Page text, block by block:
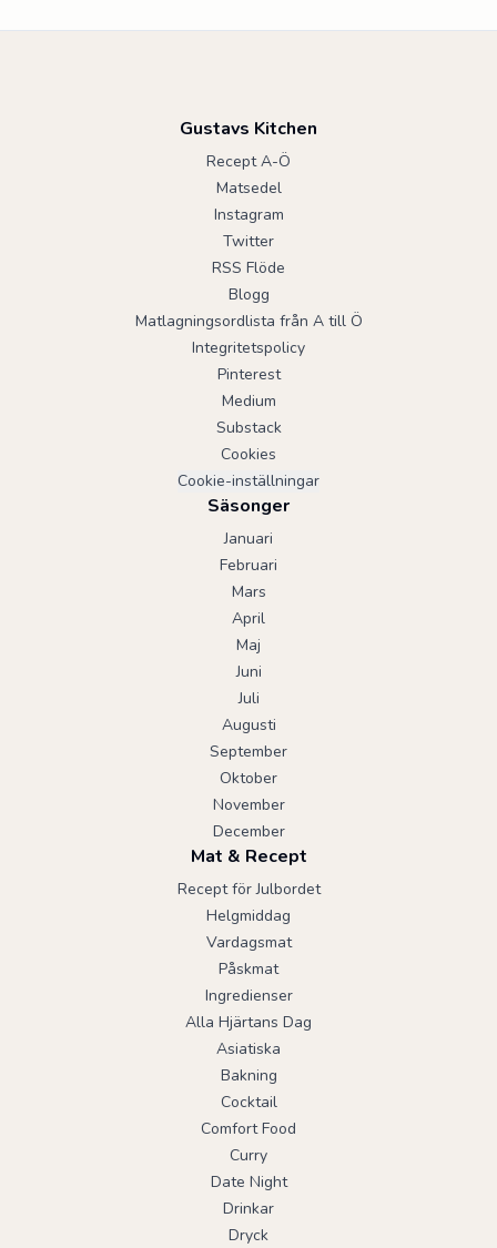
Gustavs Kitchen
Recept A-Ö
Matsedel
Instagram
Twitter
RSS Flöde
Blogg
Matlagningsordlista från A till Ö
Integritetspolicy
Pinterest
Medium
Substack
Cookies
Cookie-inställningar
Säsonger
Januari
Februari
Mars
April
Maj
Juni
Juli
Augusti
September
Oktober
November
December
Mat & Recept
Recept för Julbordet
Helgmiddag
Vardagsmat
Påskmat
Ingredienser
Alla Hjärtans Dag
Asiatiska
Bakning
Cocktail
Comfort Food
Curry
Date Night
Drinkar
Dryck